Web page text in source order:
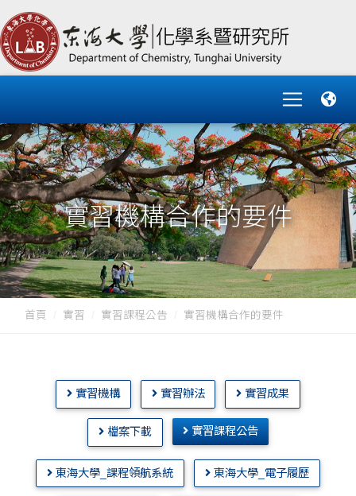
實習機構合作的要件
首頁 實習 實習課程公告 實習機構合作的要件
實習機構 實習辦法 實習成果
檔案下載 實習課程公告
東海大學_課程領航系統 東海大學_電子履歷